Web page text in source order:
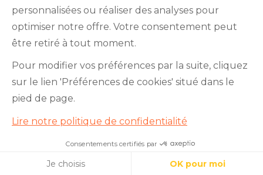
institutions qui gèrent les examens officiels du
BRIGHT English, de l’IELTS, du TOEFL ITP®, des
Cambridge B2 First et C1 Advanced, du TOEIC
Bridge™, du HSK®, du BRIGHT Español, du DELE,
personnalisées ou réaliser des analyses pour
optimiser notre offre. Votre consentement peut
être retiré à tout moment.
Pour modifier vos préférences par la suite, cliquez
sur le lien 'Préférences de cookies' situé dans le
pied de page.
Lire notre politique de confidentialité
Consentements certifiés par
Je choisis OK pour moi
Cookies